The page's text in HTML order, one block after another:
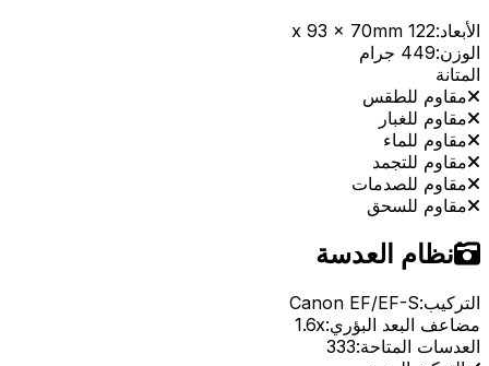
الأبعاد:122 x 93 x 70mm
الوزن:449 جرام
المتانة
مقاوم للطقس
مقاوم للغبار
مقاوم للماء
مقاوم للتجمد
مقاوم للصدمات
مقاوم للسحق
نظام العدسة
التركيب:Canon EF/EF-S
مضاعف البعد البؤري:1.6x
العدسات المتاحة:333